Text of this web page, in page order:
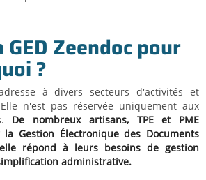
Zeendoc pour
?
à divers secteurs d'activités et
n'est pas réservée uniquement aux
De nombreux artisans, TPE et PME
Gestion Électronique des Documents
répond à leurs besoins de gestion
administrative.